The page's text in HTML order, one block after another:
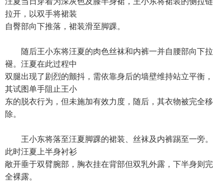
拉开，以双手将裙装
自臀部向下推落，裙装滑至脚踝。
随后王小东将汪夏的肉色丝袜和内裤一并自腰部向下拉
褪。汪夏在此过程中
双腿出现了剧烈的颤抖，需依靠身后的墙壁维持站立平衡，
其试图单手阻止王小
东的脱衣行为，但未施加有效力度，随后，其衣物被完全移
除。
王小东将落至汪夏脚踝的裙装、丝袜及内裤踢至一旁。
此时汪夏上半身衬衫
敞开垂于双臂腕部，胸衣挂在背部但双乳外露，下半身则完
全裸露。